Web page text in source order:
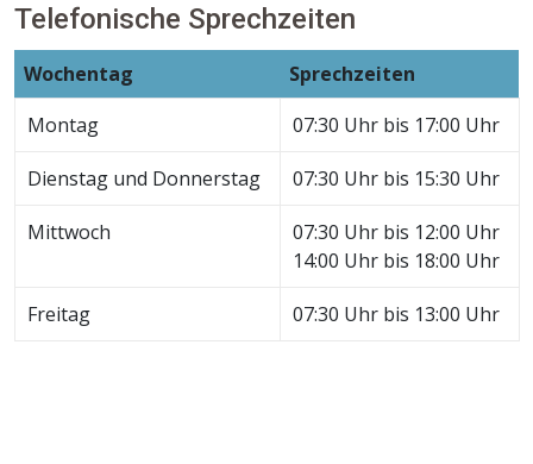
Telefonische Sprechzeiten
Wochentag
Sprechzeiten
Montag
07:30 Uhr bis 17:00 Uhr
Dienstag und Donnerstag 07:30 Uhr bis 15:30 Uhr
Mittwoch
07:30 Uhr bis 12:00 Uhr
14:00 Uhr bis 18:00 Uhr
Freitag 07:30 Uhr bis 13:00 Uhr